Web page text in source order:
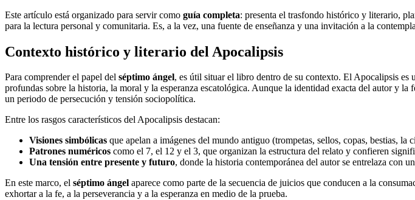
Este artículo está organizado para servir como guía completa: presenta el trasfondo histórico y literario,
para la lectura personal y comunitaria. Es, a la vez, una fuente de enseñanza y una invitación a la
Contexto histórico y literario del Apocalipsis
Para comprender el papel del séptimo ángel, es útil situar el libro dentro de su contexto. El Apocalipsis es
profundas sobre la historia, la moral y la esperanza escatológica. Aunque la identidad exacta del autor y
un periodo de persecución y tensión sociopolítica.
Entre los rasgos característicos del Apocalipsis destacan:
Visiones simbólicas que apelan a imágenes del mundo antiguo (trompetas, sellos, copas, bestias, la
Patrones numéricos como el 7, el 12 y el 3, que organizan la estructura del relato y confieren
Una tensión entre presente y futuro, donde la historia contemporánea del autor se entrelaza con
En este marco, el séptimo ángel aparece como parte de la secuencia de juicios que conducen a la
exhortar a la fe, a la perseverancia y a la esperanza en medio de la prueba.